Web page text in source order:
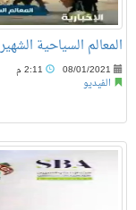
المعالم السياحية
08/01/2021
الفيديو